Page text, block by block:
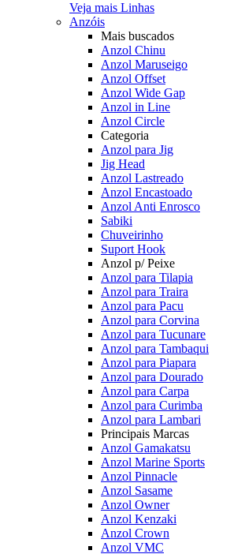
Veja mais Linhas
Anzóis
Mais buscados
Anzol Chinu
Anzol Maruseigo
Anzol Offset
Anzol Wide Gap
Anzol in Line
Anzol Circle
Categoria
Anzol para Jig
Jig Head
Anzol Lastreado
Anzol Encastoado
Anzol Anti Enrosco
Sabiki
Chuveirinho
Suport Hook
Anzol p/ Peixe
Anzol para Tilapia
Anzol para Traira
Anzol para Pacu
Anzol para Corvina
Anzol para Tucunare
Anzol para Tambaqui
Anzol para Piapara
Anzol para Dourado
Anzol para Carpa
Anzol para Curimba
Anzol para Lambari
Principais Marcas
Anzol Gamakatsu
Anzol Marine Sports
Anzol Pinnacle
Anzol Sasame
Anzol Owner
Anzol Kenzaki
Anzol Crown
Anzol VMC